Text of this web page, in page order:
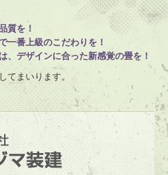
質を！
一番上級のこだわりを！
、デザインに合った新感覚の畳を！
てまいります。